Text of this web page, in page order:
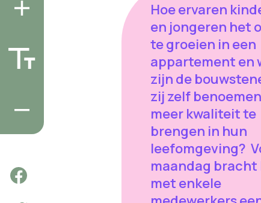
Hoe ervaren
en jongeren het
te groeien in een
appartement en
zijn de
zij zelf
meer kwaliteit te
brengen in hun
leefomgeving?
maandag bracht
met enkele